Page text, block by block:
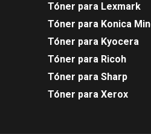
Tóner para Lexmark
Tóner para Konica
Tóner para Kyocera
Tóner para Ricoh
Tóner para Sharp
Tóner para Xerox